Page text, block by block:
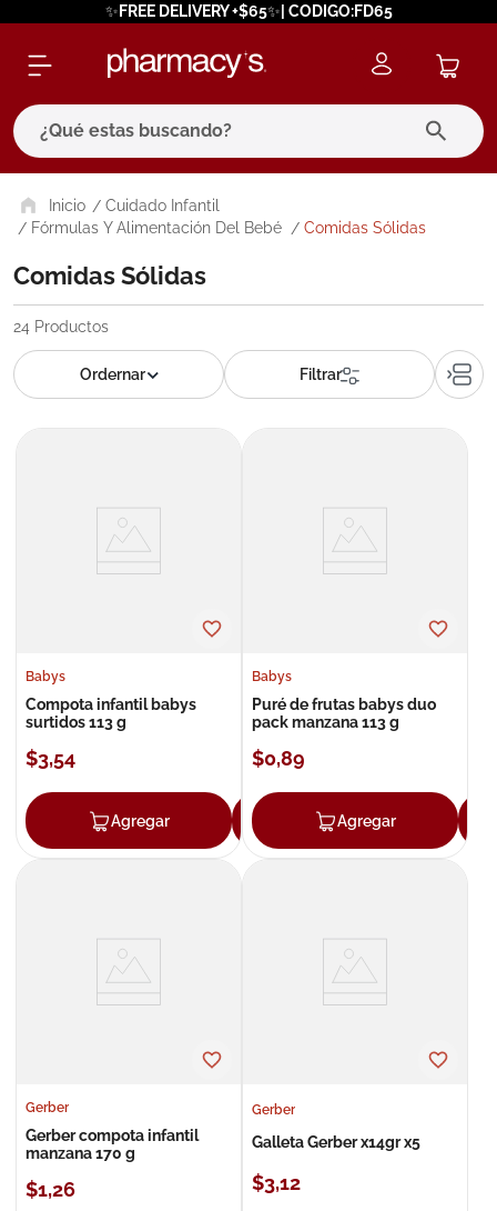
✨FREE DELIVERY +$65✨| CODIGO:FD65
¿Qué estas buscando?
Cuidado Infantil
Fórmulas Y Alimentación Del Bebé
Comidas Sólidas
Comidas Sólidas
24 Productos
Babys
Compota infantil babys
surtidos 113 g
$3,54
Agregar Agregar
Babys
Puré de frutas babys duo
pack manzana 113 g
$0,89
Agregar
Gerber
Gerber compota infantil
manzana 170 g
$1,26
Gerber
Galleta Gerber x14gr x5
$3,12
términos más buscados
2 . protector solar
3. bioderma
5. cerave
roche posay
megacistin